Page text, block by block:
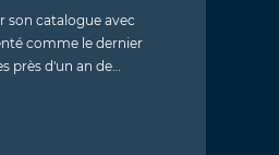
son catalogue avec
comme le dernier
près d'un an de…